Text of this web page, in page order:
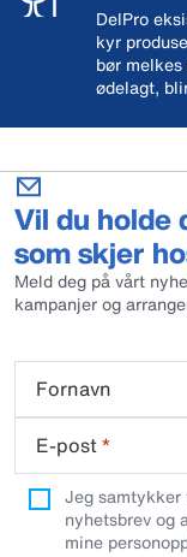
DelPro
kyr
bør
ødelagt,
Vil du holde
som skjer
Meld deg på vårt
kampanjer og
Fornavn
E-post*
Jeg samtykker
nyhetsbrev og
mine